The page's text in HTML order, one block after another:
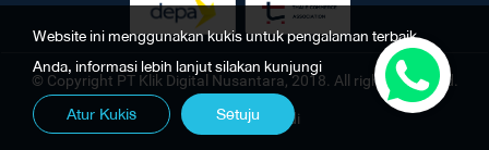
© Copyright PT Klik Digital Nusantara, 2018. All rights reserved.
Kebijakan Pribadi
Website ini menggunakan kukis untuk pengalaman terbaik
Anda, informasi lebih lanjut silakan kunjungi
Atur Kukis Setuju